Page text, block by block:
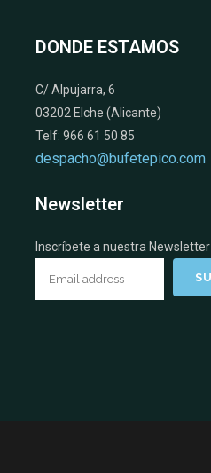
DONDE ESTAMOS
C/ Alpujarra, 6
03202 Elche (Alicante)
Telf: 966 61 50 85
despacho@bufetepico.com
Newsletter
Inscríbete a nuestra Newsletter